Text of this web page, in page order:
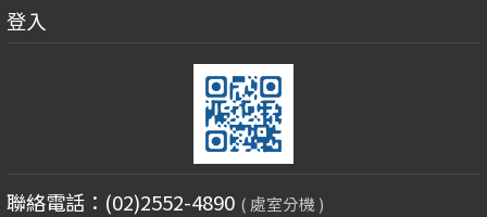
登入
聯絡電話：(02)2552-4890 ( 處室分機 )